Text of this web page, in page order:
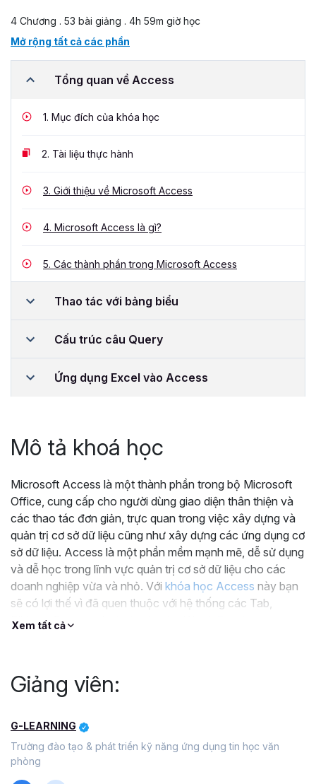
4 Chương . 53 bài giảng . 4h 59m giờ học
Mở rộng tất cả các phần
Tổng quan về Access
1. Mục đích của khóa học
2. Tài liệu thực hành
3. Giới thiệu về Microsoft Access
4. Microsoft Access là gì?
5. Các thành phần trong Microsoft Access
Thao tác với bảng biểu
Cấu trúc câu Query
Ứng dụng Excel vào Access
Mô tả khoá học
Microsoft Access là một thành phần trong bộ Microsoft
Office, cung cấp cho người dùng giao diện thân thiện và
các thao tác đơn giản, trực quan trong việc xây dựng và
quản trị cơ sở dữ liệu cũng như xây dựng các ứng dụng cơ
sở dữ liệu. Access là một phần mềm mạnh mẽ, dễ sử dụng
và dễ học trong lĩnh vực quản trị cơ sở dữ liệu cho các
doanh nghiệp vừa và nhỏ. Với khóa học Access này bạn
sẽ có lợi thế vì đã quen thuộc với hệ thống các Tab,
Ribbon, Command... tương tự như Word,
có rất nhiều điều mà con người phải quan tâm và học hỏi,
trong đó có big data, data analyst. Vì vậy nếu hiểu rõ về
đường sự nghiệp của bạn. Data Analyst giúp bạn nắm rõ
về thị trường, có cách nhìn bao quát về khách hàng, tiếp
cận với những cơ hội kinh doanh, đề ra được những chiến
Xem tất cả
Giảng viên:
G-LEARNING
Trường đào tạo & phát triển kỹ năng ứng dụng tin học văn
phòng